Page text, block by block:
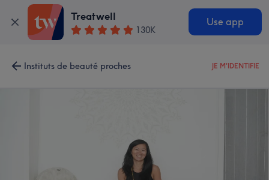
Treatwell
130K
Use app
Instituts de beauté proches JE M'IDENTIFIE